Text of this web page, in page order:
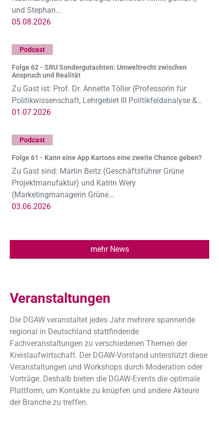
und Stephan…
05.08.2026
Podcast
Folge 62 - SRU Sondergutachten: Umweltrecht zwischen
Anspruch und Realität
Zu Gast ist: Prof. Dr. Annette Töller (Professorin für
Politikwissenschaft, Lehrgebiet III Politikfeldanalyse &…
01.07.2026
Podcast
Folge 61 - Kann eine App Kartons eine zweite Chance geben?
Zu Gast sind: Martin Beitz (Geschäftsführer Grüne
Projektmanufaktur) und Katrin Wery
(Marketingmanagerin Grüne…
03.06.2026
mehr News
Veranstaltungen
Die DGAW veranstaltet jedes Jahr mehrere spannende
regional in Deutschland stattfindende
Fachveranstaltungen zu verschiedenen Themen der
Kreislaufwirtschaft. Der DGAW-Vorstand unterstützt diese
Veranstaltungen und Workshops durch Moderation oder
Vorträge. Deshalb bieten die DGAW-Events die optimale
Plattform, um Kontakte zu knüpfen und andere Akteure
der Branche zu treffen.